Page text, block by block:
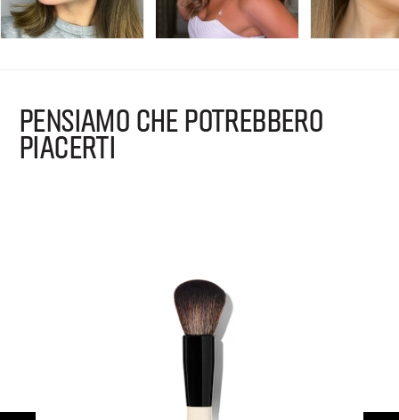
PENSIAMO CHE POTREBBERO
PIACERTI